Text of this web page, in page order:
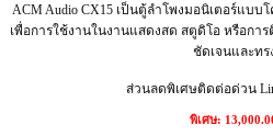
ACM Audio CX15 เป็นตู้ลำโพงมอนิเตอร์แบ
เพื่อการใช้งานในงานแสดงสด สตูดิโอ หรือกา
ชัดเจนและทร
ส่วนลดพิเศษติดต่อด่วน
พิเศษ: